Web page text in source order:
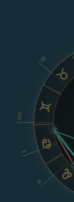
Asc
II
III
XII